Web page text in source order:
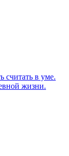
считать в уме.
жизни.